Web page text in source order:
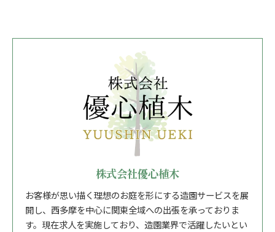
株式会社優心植木
お客様が思い描く理想のお庭を形にする造園サービスを展
開し、西多摩を中心に関東全域への出張を承っておりま
す。現在求人を実施しており、造園業界で活躍したいとい